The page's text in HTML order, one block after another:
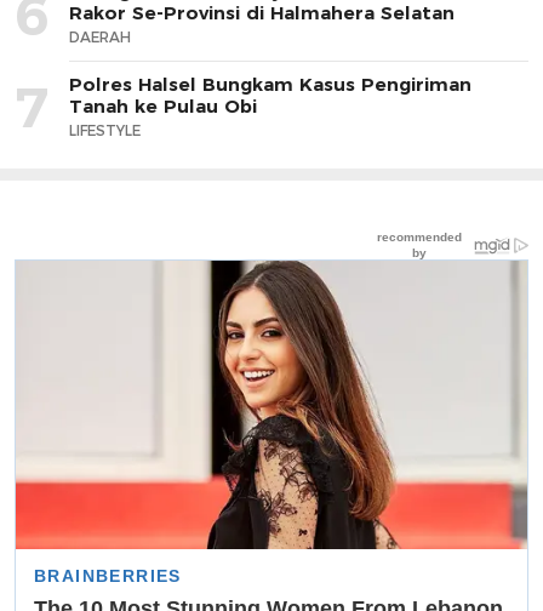
6
Rakor Se-Provinsi di Halmahera Selatan
DAERAH
7
Polres Halsel Bungkam Kasus Pengiriman
Tanah ke Pulau Obi
LIFESTYLE